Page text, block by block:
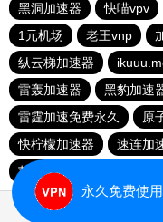
黑洞加速器
快喵vpv
1元机场
老王vnp
纵云梯加速器
雷轰加速器
黑豹加速
雷霆加速免费永久
原
快柠檬加速器
速连加
苹果加速器
永久免费使